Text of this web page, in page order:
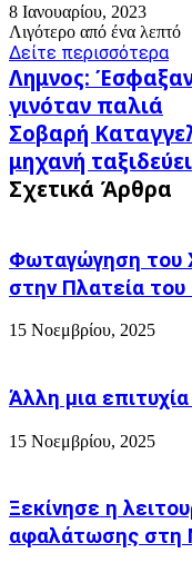
8 Ιανουαρίου, 2023
Λιγότερο από ένα λεπτό
Δείτε περισσότερα
Λημνος:
Έσφαξαν
γουρούνι
140
κιλά-
Τι
γινόταν
Λημνος: Έσφαξαν
γινόταν παλιά
Σοβαρή
Καταγγελία
απο
το
μια
μηχανή
ταξιδεύει
το
ΜΥΚΟΝΟΣ
Σοβαρή
μηχανή
Σχετικά Άρθρα
Φωταγώγηση του
στην Πλατεία
15 Νοεμβρίου, 2025
Άλλη μια
15 Νοεμβρίου, 2025
Ξεκίνησε η
αφαλάτωσης στη